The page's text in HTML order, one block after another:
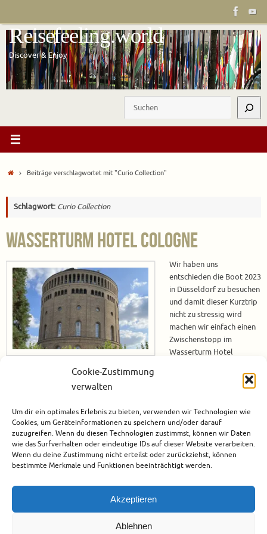
Cookie-Zustimmung
verwalten
Um dir ein optimales Erlebnis zu bieten, verwenden wir Technologien wie
Cookies, um Geräteinformationen zu speichern und/oder darauf
zuzugreifen. Wenn du diesen Technologien zustimmst, können wir Daten
wie das Surfverhalten oder eindeutige IDs auf dieser Website verarbeiten.
Wenn du deine Zustimmung nicht erteilst oder zurückziehst, können
bestimmte Merkmale und Funktionen beeinträchtigt werden.
Akzeptieren
Ablehnen
springen
Reisefeeling.world
Discover & Enjoy
StartBeiträge verschlagwortet mit "Curio Collection"
Schlagwort: Curio Collection
Wasserturm Hotel Cologne
Wir haben uns
entschieden die Boot 2023
in Düsseldorf zu besuchen
und damit dieser Kurztrip
nicht zu stressig wird
machen wir einfach einen
Zwischenstopp im
Wasserturm Hotel
wir uns vor dem Messebesuch ausruhen und den Abend in Köln genießen.
Wir waren im letzten Jahr bereits in diesem Hotel und haben uns eine
werde ich das Video der…
Weiterlesen
Februar 19, 2023 Deutschland,Europa,Hotels,Köln 0